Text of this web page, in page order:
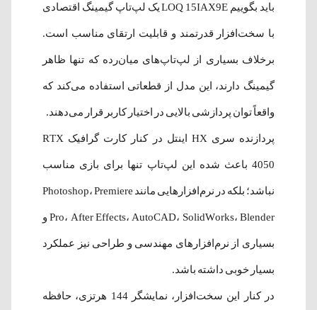
باید بگوییم LOQ 15IAX9E یک لپ‌تاپ گیمینگ اقتصادی
با سخت‌افزار قدرتمند و قابلیت ارتقای مناسب است.
برخلاف بسیاری از لپ‌تاپ‌های میان‌رده که تنها ظاهر
گیمینگ دارند، این مدل از قطعاتی استفاده می‌کند که
واقعاً توان پردازشی بالایی در اختیار کاربر قرار می‌دهند.
پردازنده سری HX اینتل در کنار کارت گرافیک RTX
4050 باعث شده این لپ‌تاپ تنها برای بازی مناسب
نباشد؛ بلکه در نرم‌افزارهایی مانند Photoshop، Premiere
Pro، After Effects، AutoCAD، SolidWorks، Blender و
بسیاری از نرم‌افزارهای مهندسی و طراحی نیز عملکرد
بسیار خوبی داشته باشد.
در کنار این سخت‌افزار، نمایشگر 144 هرتزی، حافظه